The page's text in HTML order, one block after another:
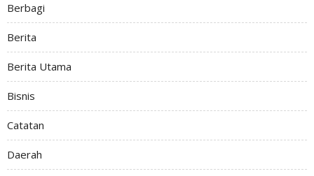
Berbagi
Berita
Berita Utama
Bisnis
Catatan
Daerah